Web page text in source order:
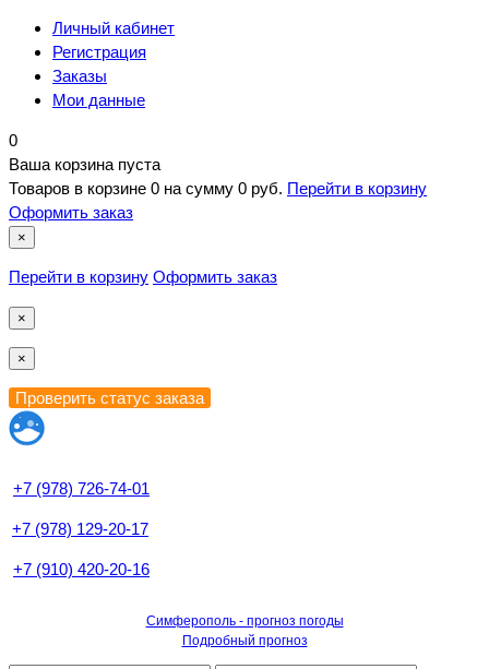
Личный кабинет
Регистрация
Заказы
Мои данные
0
Ваша корзина пуста
Товаров в корзине 0 на сумму 0 руб. Перейти в корзину
Оформить заказ
×
Перейти в корзину Оформить заказ
×
×
+7 (978) 726-74-01
+7 (978) 129-20-17
+7 (910) 420-20-16
Симферополь - прогноз погоды
Подробный прогноз